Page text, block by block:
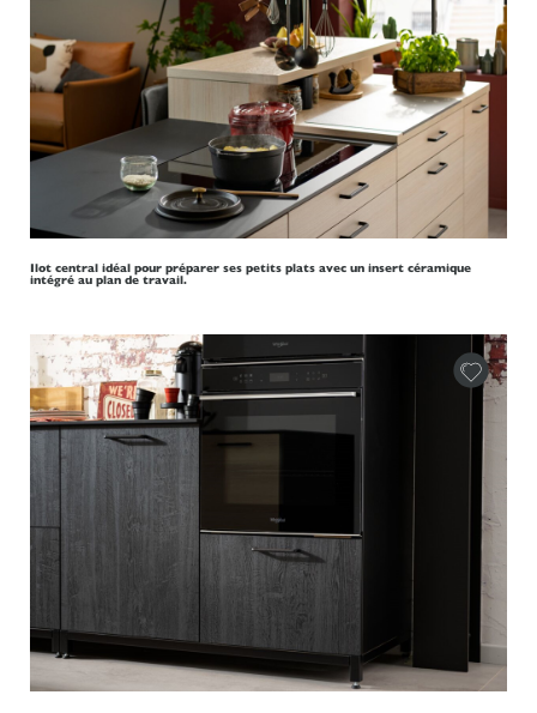
Ilot central idéal pour préparer ses petits plats avec un insert céramique
intégré au plan de travail.